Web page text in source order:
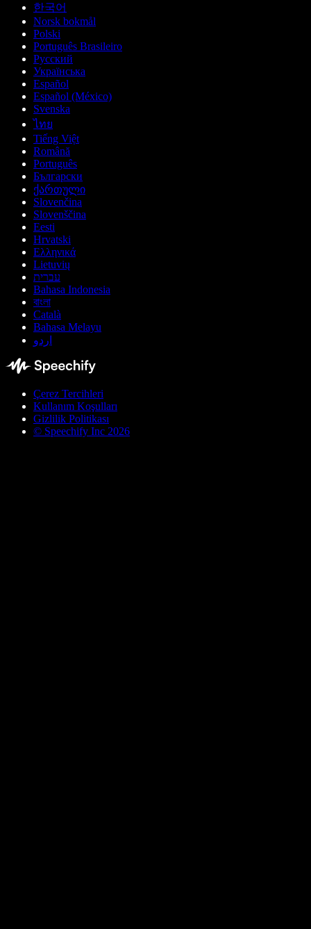
한국어
Norsk bokmål
Polski
Português Brasileiro
Русский
Українська
Español
Español (México)
Svenska
ไทย
Tiếng Việt
Română
Português
Български
ქართული
Slovenčina
Slovenščina
Eesti
Hrvatski
Ελληνικά
Lietuvių
עברית
Bahasa Indonesia
বাংলা
Català
Bahasa Melayu
اردو
Çerez Tercihleri
Kullanım Koşulları
Gizlilik Politikası
© Speechify Inc 2026